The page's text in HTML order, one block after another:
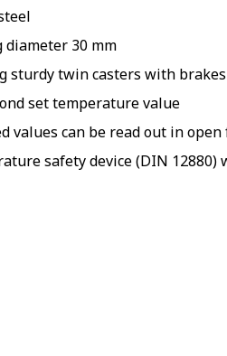
30 mm
sturdy twin casters with
set temperature value
values can be read out in
safety device (DIN